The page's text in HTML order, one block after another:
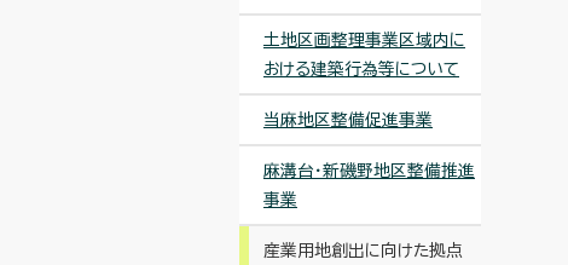
土地区画整理事業区域内に
おける建築行為等について
当麻地区整備促進事業
麻溝台・新磯野地区整備推進
事業
産業用地創出に向けた拠点